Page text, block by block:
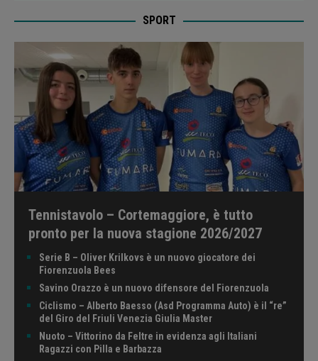
SPORT
Tennistavolo – Cortemaggiore, è tutto
pronto per la nuova stagione 2026/2027
Serie B – Oliver Krilkovs è un nuovo giocatore dei
Fiorenzuola Bees
Savino Orazzo è un nuovo difensore del Fiorenzuola
Ciclismo – Alberto Baesso (Asd Programma Auto) è il “re”
del Giro del Friuli Venezia Giulia Master
Nuoto – Vittorino da Feltre in evidenza agli Italiani
Ragazzi con Pilla e Barbazza